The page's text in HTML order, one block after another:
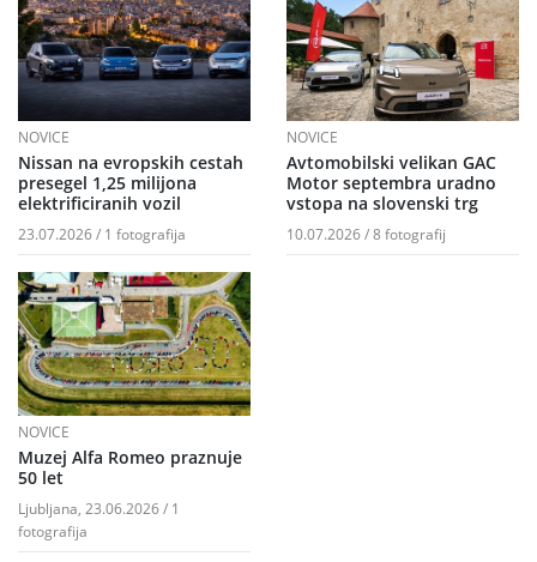
NOVICE
Nissan na evropskih cestah
presegel 1,25 milijona
elektrificiranih vozil
23.07.2026 / 1 fotografija
NOVICE
Avtomobilski velikan GAC
Motor septembra uradno
vstopa na slovenski trg
10.07.2026 / 8 fotografij
NOVICE
Muzej Alfa Romeo praznuje
50 let
Ljubljana, 23.06.2026 / 1
fotografija